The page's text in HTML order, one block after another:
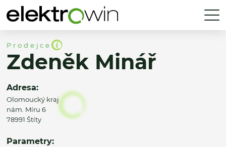
Prodejce
Zdeněk Minář
Adresa:
Olomoucký kraj
nám. Míru 6
78991 Štíty
Parametry: